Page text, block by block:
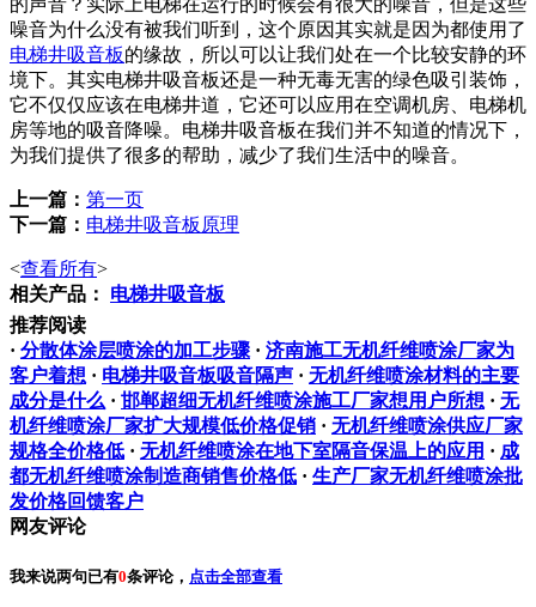
噪音为什么没有被我们听到，这个原因其实就是因为都使用了
电梯井吸音板的缘故，所以可以让我们处在一个比较安静的环
境下。其实电梯井吸音板还是一种无毒无害的绿色吸引装饰，
它不仅仅应该在电梯井道，它还可以应用在空调机房、电梯机
房等地的吸音降噪。电梯井吸音板在我们并不知道的情况下，
为我们提供了很多的帮助，减少了我们生活中的噪音。
上一篇： 第一页
下一篇： 电梯井吸音板原理
<查看所有>
相关产品：
电梯井吸音板
推荐阅读
· 分散体涂层喷涂的加工步骤 · ​济南施工无机纤维喷涂厂家为
客户着想 · 电梯井吸音板吸音隔声 · 无机纤维喷涂材料的主要
成分是什么 · 邯郸超细无机纤维喷涂施工厂家想用户所想 · 无
机纤维喷涂厂家扩大规模低价格促销 · 无机纤维喷涂供应厂家
规格全价格低 · 无机纤维喷涂在地下室隔音保温上的应用 · 成
都无机纤维喷涂制造商销售价格低 · 生产厂家无机纤维喷涂批
发价格回馈客户
网友评论
我来说两句已有0条评论， 点击全部查看